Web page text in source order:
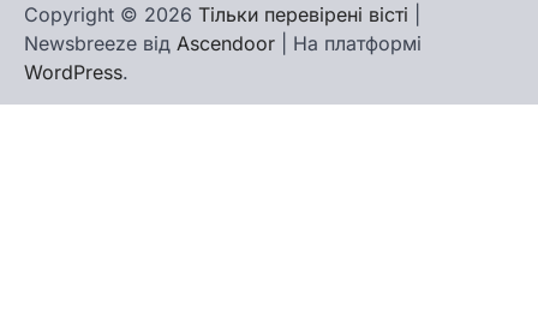
Copyright © 2026 Тільки перевірені вісті
Newsbreeze від Ascendoor | На платформі
WordPress.